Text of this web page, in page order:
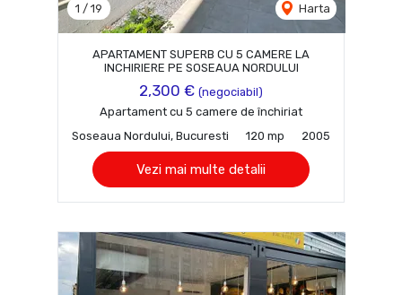
1 / 19 Harta
APARTAMENT SUPERB CU 5 CAMERE LA
INCHIRIERE PE SOSEAUA NORDULUI
2,300 € (negociabil)
Apartament cu 5 camere de închiriat
Soseaua Nordului, Bucuresti
120 mp 2005
Vezi mai multe detalii